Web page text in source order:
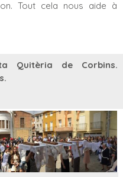
Tout cela nous aide à
Quitèria de Corbins.